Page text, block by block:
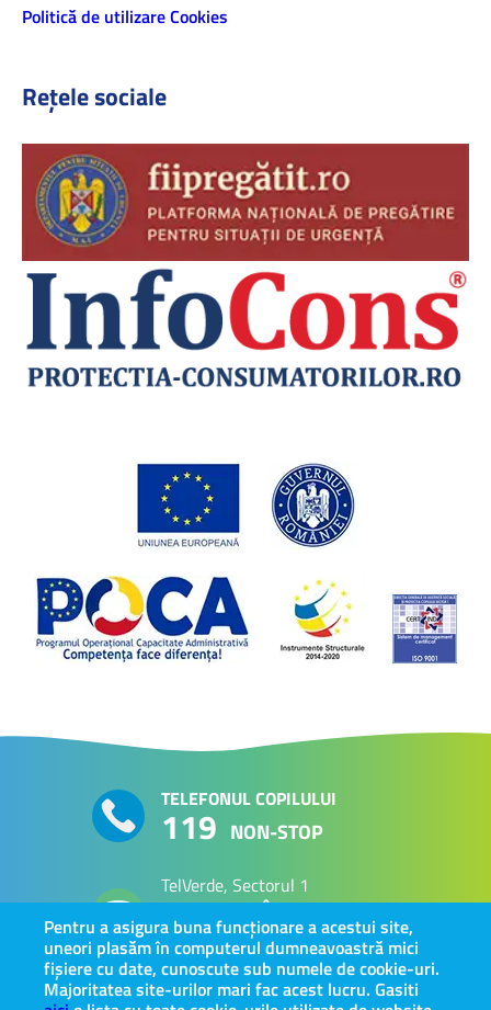
Pentru a asigura buna funcționare a acestui site,
uneori plasăm în computerul dumneavoastră mici
fișiere cu date, cunoscute sub numele de cookie-uri.
Majoritatea site-urilor mari fac acest lucru. Gasiti
Politică de utilizare Cookies
Rețele sociale
TELEFONUL COPILULUI
119 NON-STOP
TelVerde, Sectorul 1
PERSOANE VÂRSTNICE
0800 800 063
Intervenție în